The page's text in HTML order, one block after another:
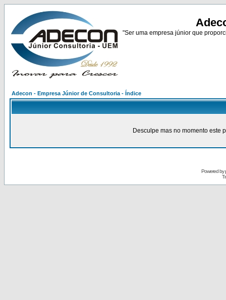
"Ser uma empresa júnior que
Adecon - Empresa Júnior de Consultoria - Índice
Desculpe mas no momento este
Powered by